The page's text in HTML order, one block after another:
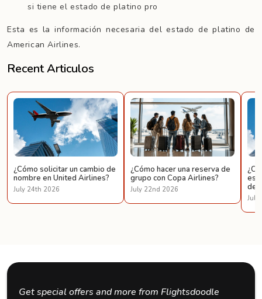
si tiene el estado de platino pro
Esta es la información necesaria del estado de platino de
American Airlines.
Recent Articulos
¿Cómo solicitar un cambio de
nombre en United Airlines?
July 24th 2026
¿Cómo hacer una reserva de
grupo con Copa Airlines?
July 22nd 2026
de
July
Get special offers and more from Flightsdoodle